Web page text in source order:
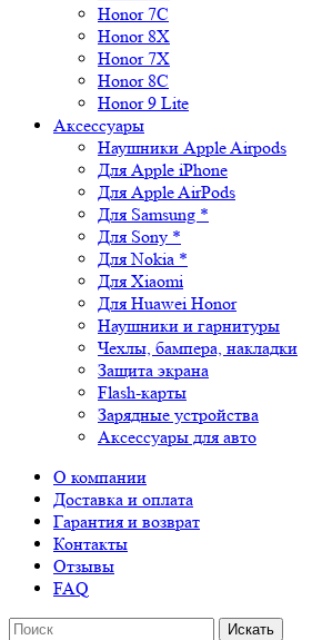
Honor 7C
Honor 8X
Honor 7X
Honor 8C
Honor 9 Lite
Аксессуары
Наушники Apple Airpods
Для Apple iPhone
Для Apple AirPods
Для Samsung *
Для Sony *
Для Nokia *
Для Xiaomi
Для Huawei Honor
Наушники и гарнитуры
Чехлы, бампера, накладки
Защита экрана
Flash-карты
Зарядные устройства
Аксессуары для авто
О компании
Доставка и оплата
Гарантия и возврат
Контакты
Отзывы
FAQ